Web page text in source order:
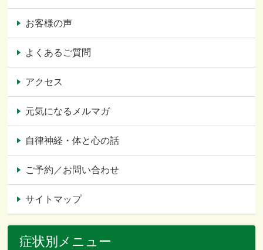
お客様の声
よくあるご質問
アクセス
元気になるメルマガ
自律神経・体と心の話
ご予約／お問い合わせ
サイトマップ
症状別メニュー